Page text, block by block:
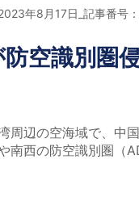
年8月17日_記事番号
空識別圏
周辺の空海域で、中
南西の防空識別圏（